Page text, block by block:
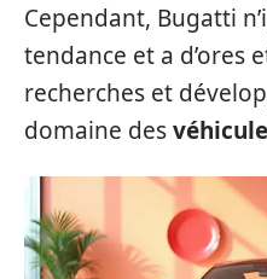
Cependant, Bugatti
tendance et a d’ores
recherches et
domaine des